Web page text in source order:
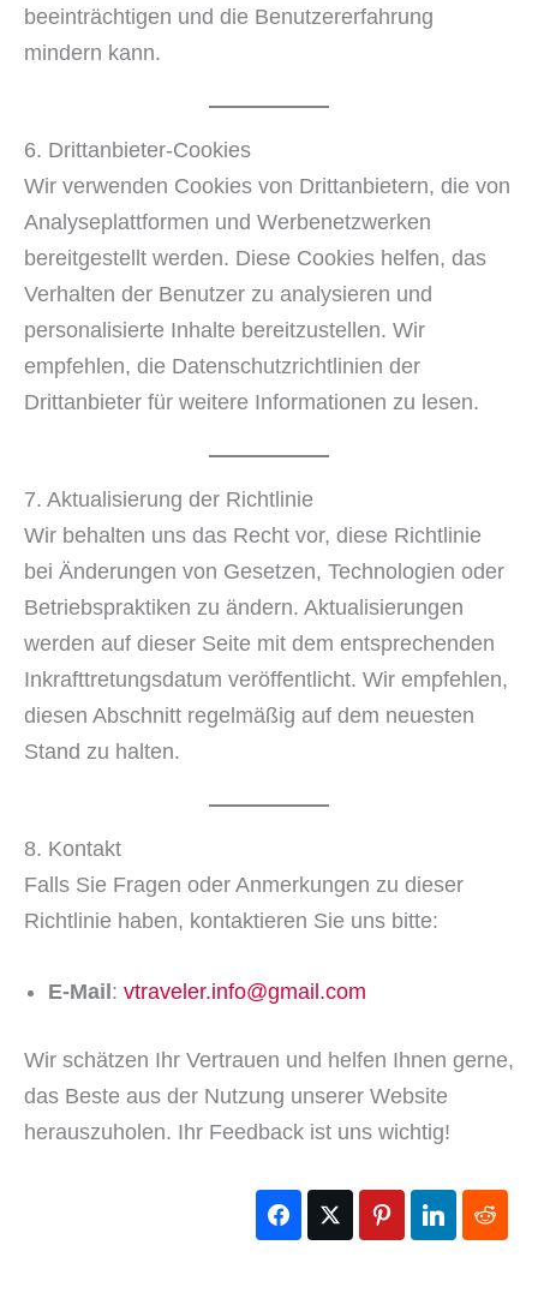
beeinträchtigen und die Benutzererfahrung
mindern kann.
6. Drittanbieter-Cookies
Wir verwenden Cookies von Drittanbietern, die von
Analyseplattformen und Werbenetzwerken
bereitgestellt werden. Diese Cookies helfen, das
Verhalten der Benutzer zu analysieren und
personalisierte Inhalte bereitzustellen. Wir
empfehlen, die Datenschutzrichtlinien der
Drittanbieter für weitere Informationen zu lesen.
7. Aktualisierung der Richtlinie
Wir behalten uns das Recht vor, diese Richtlinie
bei Änderungen von Gesetzen, Technologien oder
Betriebspraktiken zu ändern. Aktualisierungen
werden auf dieser Seite mit dem entsprechenden
Inkrafttretungsdatum veröffentlicht. Wir empfehlen,
diesen Abschnitt regelmäßig auf dem neuesten
Stand zu halten.
8. Kontakt
Falls Sie Fragen oder Anmerkungen zu dieser
Richtlinie haben, kontaktieren Sie uns bitte:
E-Mail: vtraveler.info@gmail.com
Wir schätzen Ihr Vertrauen und helfen Ihnen gerne,
das Beste aus der Nutzung unserer Website
herauszuholen. Ihr Feedback ist uns wichtig!